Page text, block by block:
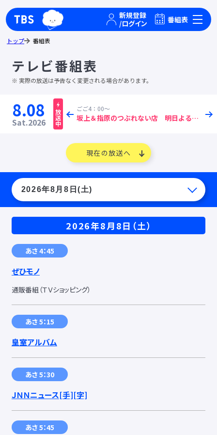
TBSテレビ｜ときめくときを。
TBSグループキャラクター『ワクティ』
番組表
トップ 番組表
テレビ番組表
実際の放送は予告なく変更される場合があります。
放送中 [字]
THE鬼タイジ【今夜７時〜真夏2時間SP！VIVANT大物俳優＆M!LKが参戦】
ごご4：00～
坂上＆指原のつぶれない店 明日よる７時ワークマン・串カツ田中・サブウェイが超進化 報
8.08
Sat.2026
現在の放送へ
2026年8月8日（土）
あさ 4：45
ぜひモノ
通販番組（ＴＶショッピング）
あさ 5：15
皇室アルバム
あさ 5：30
ＪＮＮニュース[手][字]
あさ 5：45